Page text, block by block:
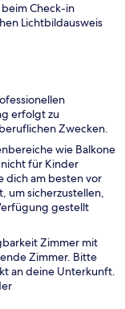
beim Check-in
Lichtbildausweis
erfolgt zu
Zwecken.
wie Balkone
für Kinder
dich am besten vor
um sicherzustellen,
gestellt
Zimmer mit
Zimmer. Bitte
an deine Unterkunft.